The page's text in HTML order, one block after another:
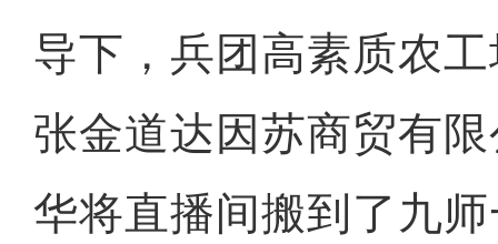
导下，兵团高素质农
张金道达因苏商贸有
华将直播间搬到了九